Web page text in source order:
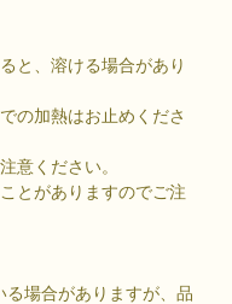
と、溶ける場合があり
の加熱はお止めくださ
意ください。
とがありますのでご注
場合がありますが、品